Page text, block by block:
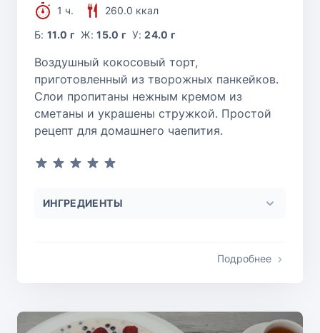
1 ч.
260.0 ккал
Б:11.0 г Ж:15.0 г У:24.0 г
Воздушный кокосовый торт,
приготовленный из творожных панкейков.
Слои пропитаны нежным кремом из
сметаны и украшены стружкой. Простой
рецепт для домашнего чаепития.
ИНГРЕДИЕНТЫ
Подробнее